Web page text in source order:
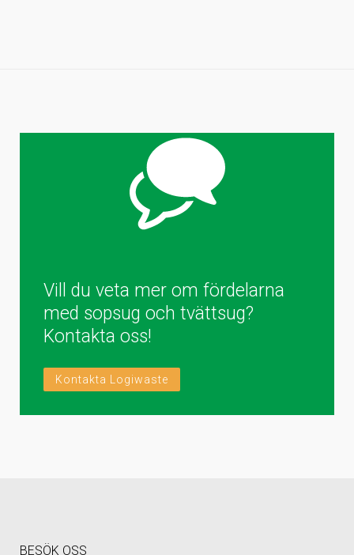
Vill du veta mer om fördelarna
med sopsug och tvättsug?
Kontakta oss!
Kontakta Logiwaste
BESÖK OSS